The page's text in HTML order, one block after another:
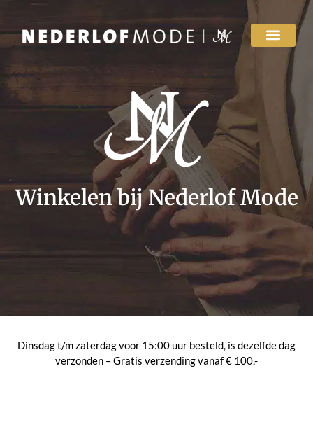
Winkelen bij Nederlof Mode
Dinsdag t/m zaterdag voor 15:00 uur besteld, is dezelfde dag
verzonden – Gratis verzending vanaf € 100,-